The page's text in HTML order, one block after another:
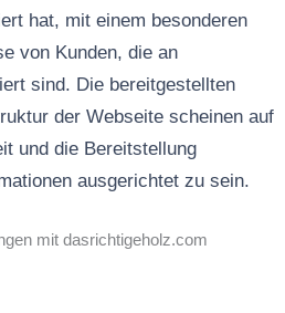
hat, mit einem besonderen
von Kunden, die an
sind. Die bereitgestellten
der Webseite scheinen auf
und die Bereitstellung
ausgerichtet zu sein.
mit dasrichtigeholz.com